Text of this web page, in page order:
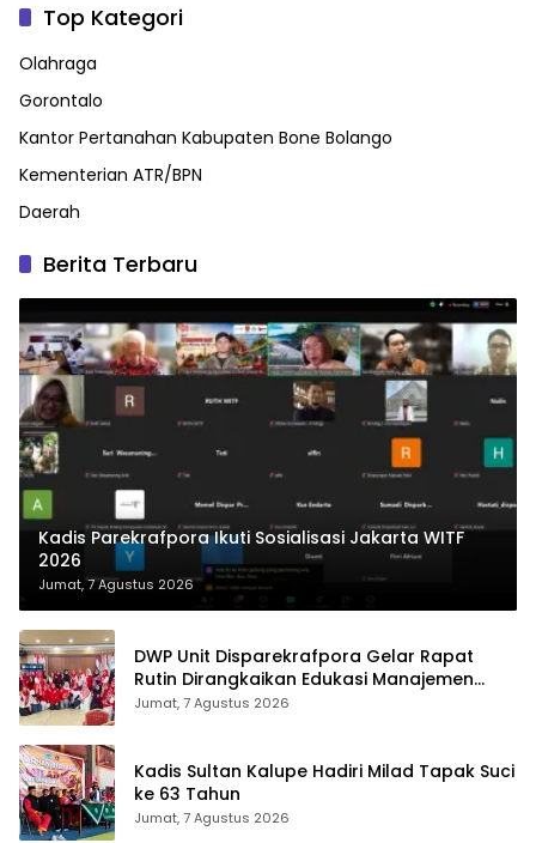
Top Kategori
Olahraga
Gorontalo
Kantor Pertanahan Kabupaten Bone Bolango
Kementerian ATR/BPN
Daerah
Berita Terbaru
Kadis Parekrafpora Ikuti Sosialisasi Jakarta WITF
2026
Jumat, 7 Agustus 2026
DWP Unit Disparekrafpora Gelar Rapat
Rutin Dirangkaikan Edukasi Manajemen
Stres
Jumat, 7 Agustus 2026
Kadis Sultan Kalupe Hadiri Milad Tapak Suci
ke 63 Tahun
Jumat, 7 Agustus 2026